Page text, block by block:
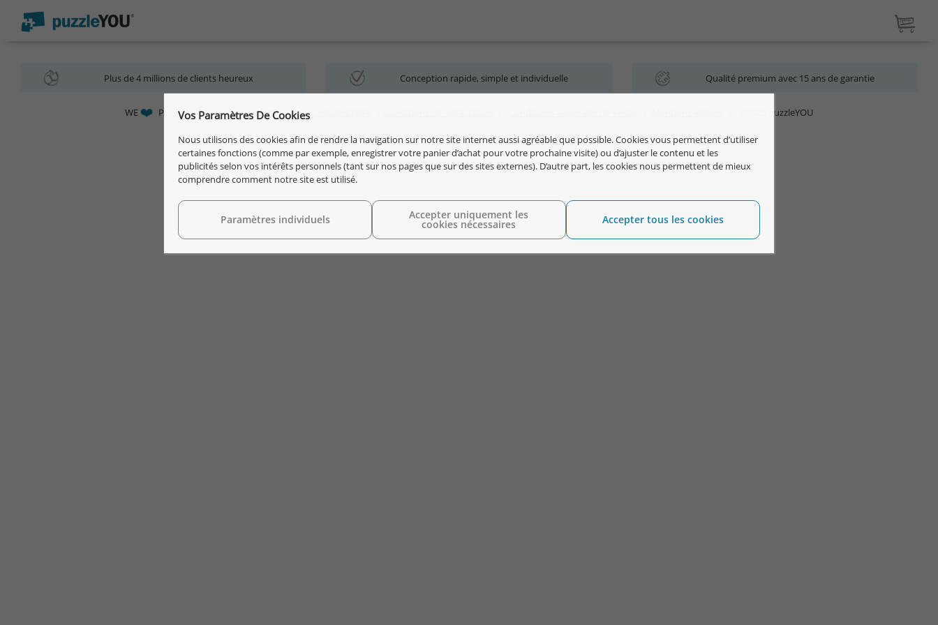
Plus de 4 millions de clients heureux Conception rapide, simple et individuelle Qualité premium avec 15 ans de garantie
WE PUZZLES |Foire aux questions|Confidentialité | ©2026 puzzleYOU
Vos Paramètres De Cookies
Nous utilisons des cookies afin de rendre la navigation sur notre site internet aussi agréable que possible. Cookies vous permettent d’utiliser
certaines fonctions (comme par exemple, enregistrer votre panier d’achat pour votre prochaine visite) ou d’ajuster le contenu et les
publicités selon vos intérêts personnels (tant sur nos pages que sur des sites externes). D’autre part, les cookies nous permettent de mieux
comprendre comment notre site est utilisé.
Paramètres individuels Accepter uniquement les
cookies nécessaires Accepter tous les cookies